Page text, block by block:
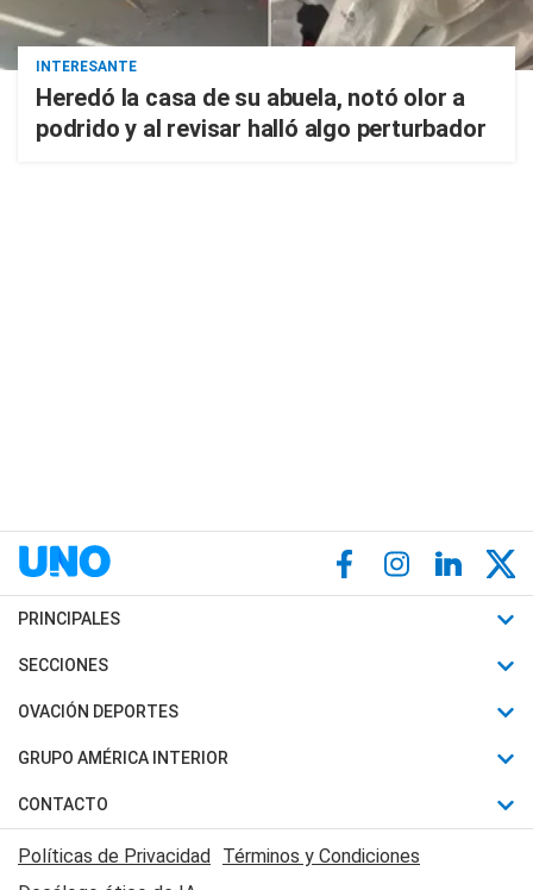
INTERESANTE
Heredó la casa de su abuela, notó olor a
podrido y al revisar halló algo perturbador
PRINCIPALES
Últimas Noticias
Política
Judiciales
Economia
SECCIONES
Horóscopo
Motores
Trucos caseros
Series y Películas
OVACIÓN DEPORTES
Fútbol
Mundial
Automovilismo
Rugby
GRUPO AMÉRICA INTERIOR
Canal 7 en Vivo
CONTACTO
Acerca de Nosotros
Políticas de Privacidad Términos y Condiciones